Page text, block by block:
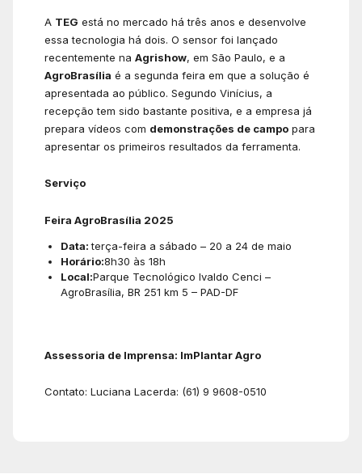
A TEG está no mercado há três anos e desenvolve
essa tecnologia há dois. O sensor foi lançado
recentemente na Agrishow, em São Paulo, e a
AgroBrasília é a segunda feira em que a solução é
apresentada ao público. Segundo Vinícius, a
recepção tem sido bastante positiva, e a empresa já
prepara vídeos com demonstrações de campo para
apresentar os primeiros resultados da ferramenta.
Serviço
Feira AgroBrasília 2025
Data:terça-feira a sábado – 20 a 24 de maio
Horário:8h30 às 18h
Local:Parque Tecnológico Ivaldo Cenci –
AgroBrasília, BR 251 km 5 – PAD-DF
Assessoria de Imprensa: ImPlantar Agro
Contato: Luciana Lacerda: (61) 9 9608-0510